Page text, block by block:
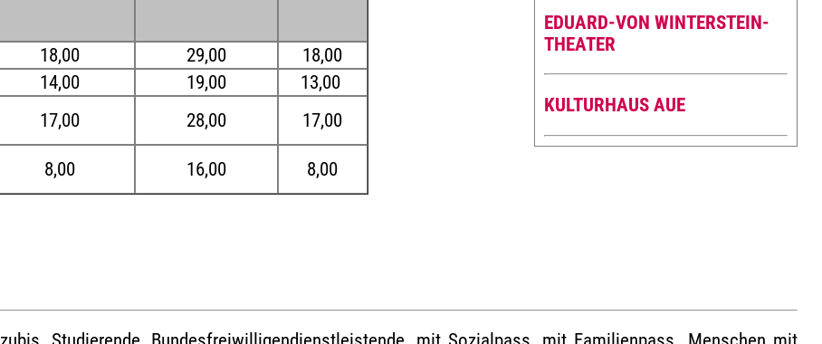
EDUARD-VON WINTERSTEIN-
THEATER
KULTURHAUS AUE
18,00 29,00
18,00
14,00 19,00
13,00
17,00 28,00
17,00
8,00 16,00 8,00